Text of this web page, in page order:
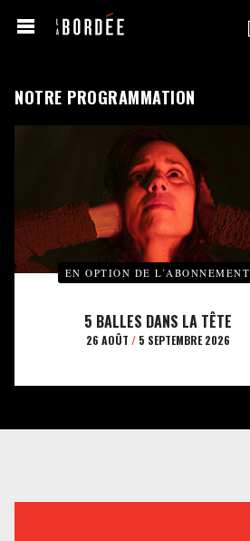
NOTRE PROGRAMMATION
EN OPTION DE L’ABONNEMENT
5 BALLES DANS LA TÊTE
26 AOÛT /5 SEPTEMBRE 2026